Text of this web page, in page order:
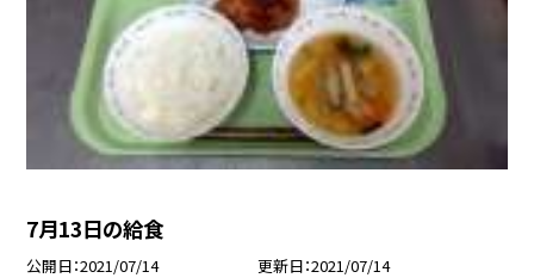
7月13日の給食
公開日 2021/07/14 更新日 2021/07/14